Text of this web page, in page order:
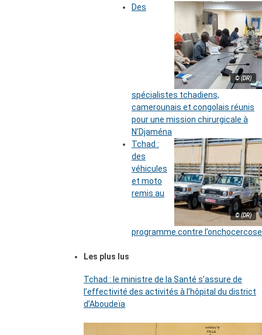
© (DR)
Des
spécialistes tchadiens,
camerounais et congolais réunis
pour une mission chirurgicale à
N’Djaména
© (DR)
Tchad :
des
véhicules
et moto
remis au
programme contre l’onchocercose
Les plus lus
Tchad : le ministre de la Santé s’assure de
l’effectivité des activités à l’hôpital du district
d’Aboudeïa